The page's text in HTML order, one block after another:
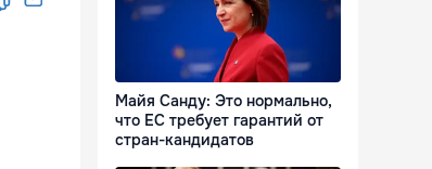
Майя Санду: Это нормально,
что ЕС требует гарантий от
стран-кандидатов